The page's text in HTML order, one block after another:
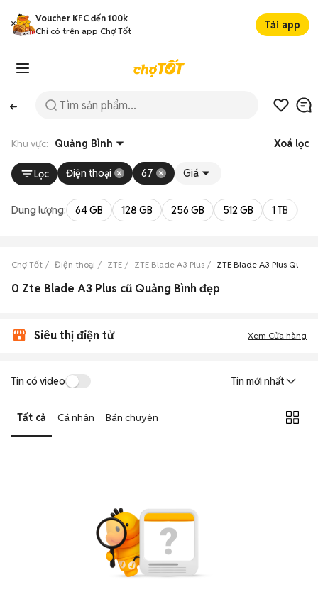
Voucher KFC đến 100k
Chỉ có trên app Chợ Tốt
Tải app
Khu vực: Quảng Bình Xoá lọc
Lọc Điện thoại 67 Giá
Dung lượng: 64 GB 128 GB 256 GB 512 GB 1 TB
Chợ Tốt Điện thoại ZTE ZTE Blade A3 Plus ZTE Blade A3 Plus
0 Zte Blade A3 Plus cũ Quảng Bình đẹp
Siêu thị điện tử Xem Cửa hàng
Tin có video Tin mới nhất
Tất cả Cá nhân Bán chuyên